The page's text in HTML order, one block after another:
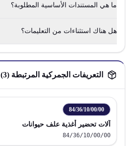
ما هي المستندات الأساسية المطلوبة؟
هل هناك استثناءات من التعليمات؟
التعريفات الجمركية المرتبطة (3
)
84/36/10/00/00
آلات تحضير أغذية علف حيوانات
84/36/10/00/00